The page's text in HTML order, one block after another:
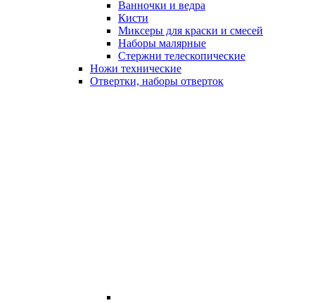
Ванночки и ведра
Кисти
Миксеры для краски и смесей
Наборы малярные
Стержни телескопические
Ножи технические
Отвертки, наборы отверток